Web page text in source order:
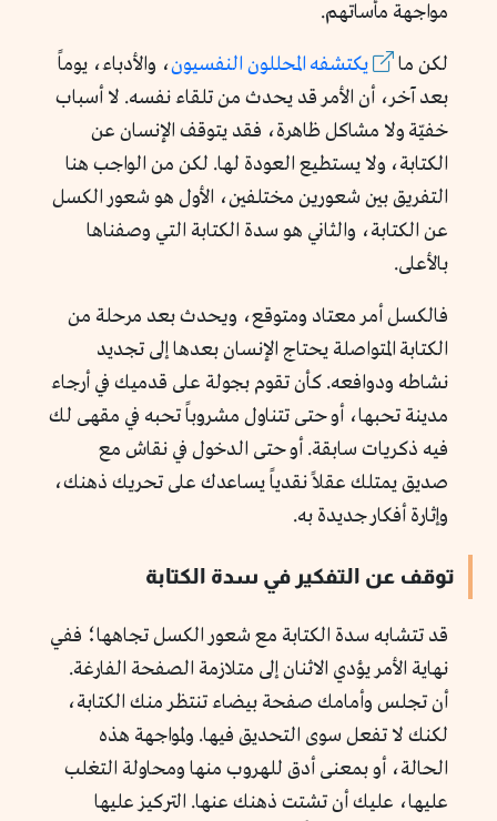
مواجهة مأساتهم.
لكن ما يكتشفه المحللون النفسيون، والأدباء، يوماً
بعد آخر، أن الأمر قد يحدث من تلقاء نفسه. لا أسباب
خفيّة ولا مشاكل ظاهرة، فقد يتوقف الإنسان عن
الكتابة، ولا يستطيع العودة لها. لكن من الواجب هنا
التفريق بين شعورين مختلفين، الأول هو شعور الكسل
عن الكتابة، والثاني هو سدة الكتابة التي وصفناها
بالأعلى.
فالكسل أمر معتاد ومتوقع، ويحدث بعد مرحلة من
الكتابة المتواصلة يحتاج الإنسان بعدها إلى تجديد
نشاطه ودوافعه. كأن تقوم بجولة على قدميك في أرجاء
مدينة تحبها، أو حتى تتناول مشروباً تحبه في مقهى لك
فيه ذكريات سابقة. أو حتى الدخول في نقاش مع
صديق يمتلك عقلاً نقدياً يساعدك على تحريك ذهنك،
وإثارة أفكار جديدة به.
توقف عن التفكير في سدة الكتابة
قد تتشابه سدة الكتابة مع شعور الكسل تجاهها؛ ففي
نهاية الأمر يؤدي الاثنان إلى متلازمة الصفحة الفارغة.
أن تجلس وأمامك صفحة بيضاء تنتظر منك الكتابة،
لكنك لا تفعل سوى التحديق فيها. ولمواجهة هذه
الحالة، أو بمعنى أدق للهروب منها ومحاولة التغلب
عليها، عليك أن تشتت ذهنك عنها. التركيز عليها